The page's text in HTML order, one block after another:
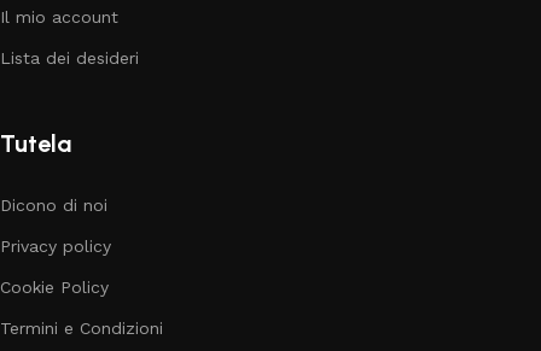
Il mio account
Lista dei desideri
Tutela
Dicono di noi
Privacy policy
Cookie Policy
Termini e Condizioni